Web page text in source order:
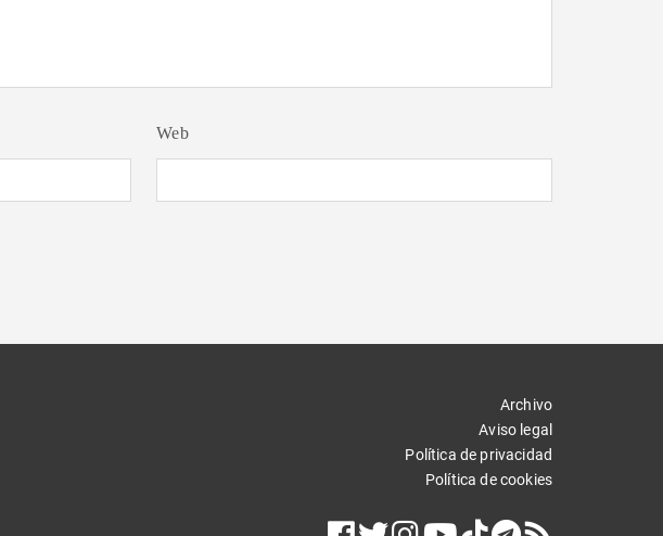
Web
Archivo
Aviso legal
Política de privacidad
Política de cookies